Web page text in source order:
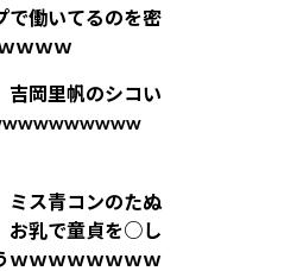
で働いてるのを密
ｗｗｗ
吉岡里帆のシコい
ミス青コンのたぬ
お乳で童貞を○し
ｗｗｗｗｗｗｗｗ